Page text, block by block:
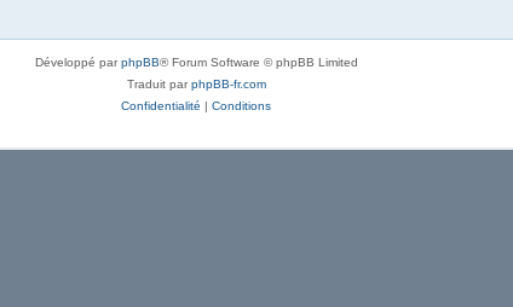
Développé parphpBB® Forum Software © phpBB Limited
Traduit parphpBB-fr.com
Confidentialité | Conditions